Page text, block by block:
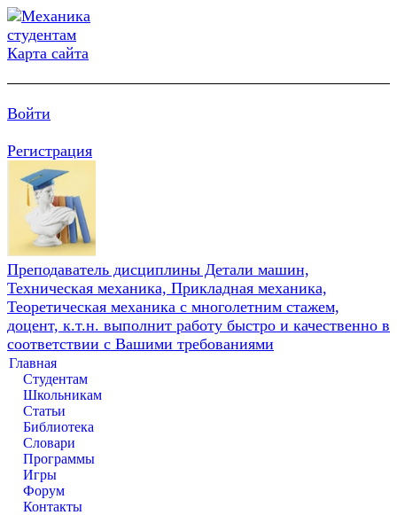
Карта сайта
Войти
Регистрация
Преподаватель дисциплины Детали машин,
Техническая механика, Прикладная механика,
Теоретическая механика с многолетним стажем,
доцент, к.т.н. выполнит работу быстро и качественно в
соответствии с Вашими требованиями
Главная
Студентам
Школьникам
Статьи
Библиотека
Словари
Программы
Игры
Форум
Контакты